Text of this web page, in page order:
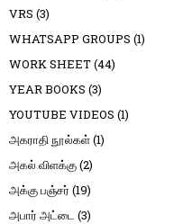
VRS (3)
WHATSAPP GROUPS (1)
WORK SHEET(44)
YEAR BOOKS (3)
YOUTUBE VIDEOS (1)
அகராதி நூல்கள்(1)
அகல் விளக்கு(2)
அக்கு பஞ்சர் (19)
அபார் அட்டை (3)